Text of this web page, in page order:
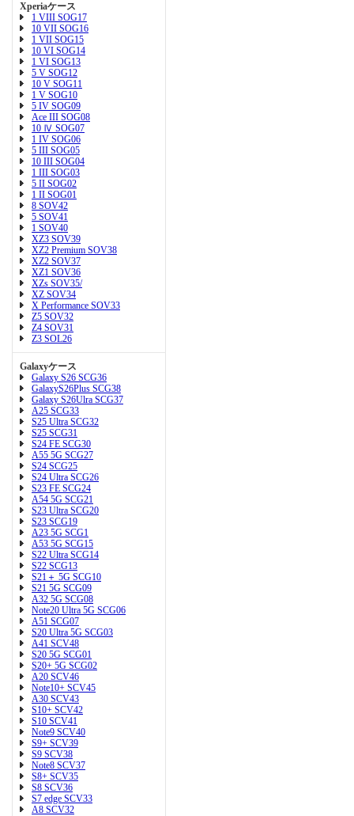
Xperiaケース
1 VIII SOG17
10 VII SOG16
1 VII SOG15
10 VI SOG14
1 VI SOG13
5 V SOG12
10 V SOG11
1 V SOG10
5 IV SOG09
Ace III SOG08
10 Ⅳ SOG07
1 IV SOG06
5 III SOG05
10 III SOG04
1 III SOG03
5 II SOG02
1 II SOG01
8 SOV42
5 SOV41
1 SOV40
XZ3 SOV39
XZ2 Premium SOV38
XZ2 SOV37
XZ1 SOV36
XZs SOV35/
XZ SOV34
X Performance SOV33
Z5 SOV32
Z4 SOV31
Z3 SOL26
Galaxyケース
Galaxy S26 SCG36
GalaxyS26Plus SCG38
Galaxy S26Ulra SCG37
A25 SCG33
S25 Ultra SCG32
S25 SCG31
S24 FE SCG30
A55 5G SCG27
S24 SCG25
S24 Ultra SCG26
S23 FE SCG24
A54 5G SCG21
S23 Ultra SCG20
S23 SCG19
A23 5G SCG1
A53 5G SCG15
S22 Ultra SCG14
S22 SCG13
S21＋ 5G SCG10
S21 5G SCG09
A32 5G SCG08
Note20 Ultra 5G SCG06
A51 SCG07
S20 Ultra 5G SCG03
A41 SCV48
S20 5G SCG01
S20+ 5G SCG02
A20 SCV46
Note10+ SCV45
A30 SCV43
S10+ SCV42
S10 SCV41
Note9 SCV40
S9+ SCV39
S9 SCV38
Note8 SCV37
S8+ SCV35
S8 SCV36
S7 edge SCV33
A8 SCV32